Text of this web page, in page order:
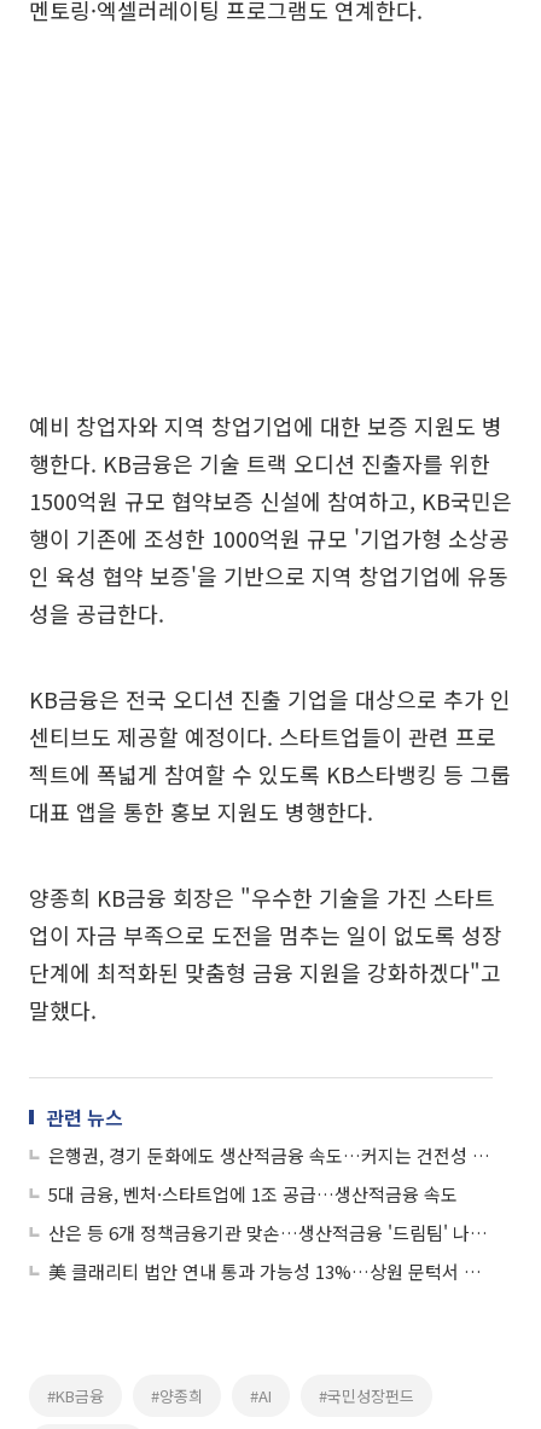
멘토링·엑셀러레이팅 프로그램도 연계한다.
예비 창업자와 지역 창업기업에 대한 보증 지원도 병
행한다. KB금융은 기술 트랙 오디션 진출자를 위한
1500억원 규모 협약보증 신설에 참여하고, KB국민은
행이 기존에 조성한 1000억원 규모 '기업가형 소상공
인 육성 협약 보증'을 기반으로 지역 창업기업에 유동
성을 공급한다.
KB금융은 전국 오디션 진출 기업을 대상으로 추가 인
센티브도 제공할 예정이다. 스타트업들이 관련 프로
젝트에 폭넓게 참여할 수 있도록 KB스타뱅킹 등 그룹
대표 앱을 통한 홍보 지원도 병행한다.
양종희 KB금융 회장은 "우수한 기술을 가진 스타트
업이 자금 부족으로 도전을 멈추는 일이 없도록 성장
단계에 최적화된 맞춤형 금융 지원을 강화하겠다"고
말했다.
관련 뉴스
은행권, 경기 둔화에도 생산적금융 속도…커지는 건전성 딜레마
5대 금융, 벤처·스타트업에 1조 공급…생산적금융 속도
산은 등 6개 정책금융기관 맞손…생산적금융 '드림팀' 나섰다
美 클래리티 법안 연내 통과 가능성 13%…상원 문턱서 제동
#KB금융 #양종희 #AI #국민성장펀드